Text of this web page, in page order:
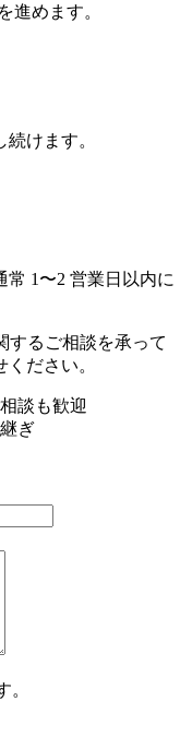
進めます。
けます。
1〜2 営業日以内に
するご相談を承って
ださい。
談も歓迎
ぎ
。